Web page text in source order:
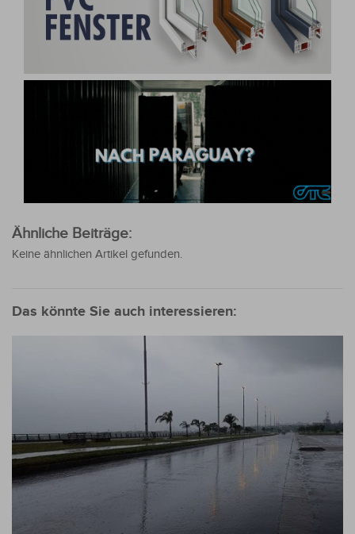
Ähnliche Beiträge:
Keine ähnlichen Artikel gefunden.
Das könnte Sie auch interessieren: